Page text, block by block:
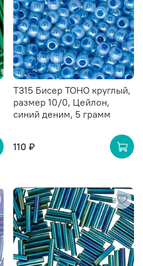
T315 Бисер TOHO круглый,
размер 10/0, Цейлон,
синий деним, 5 грамм
110 ₽